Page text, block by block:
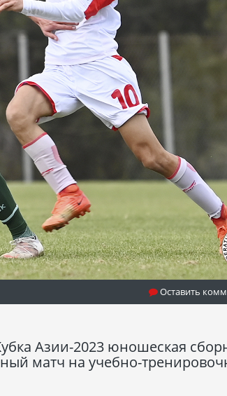
Оставить
Азии-2023 юношеская
матч на учебно-